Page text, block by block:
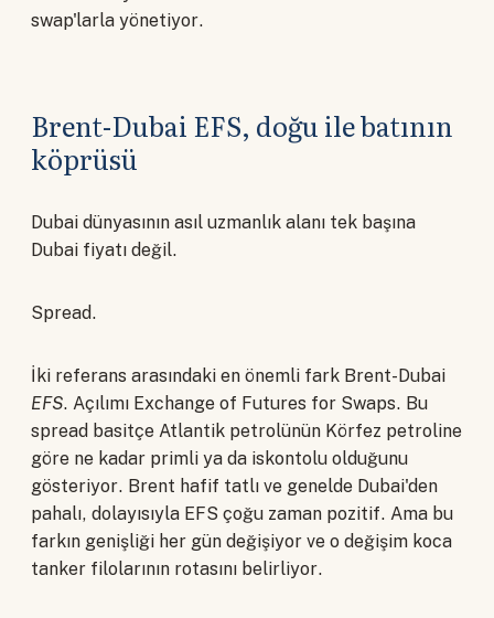
swap'larla yönetiyor.
Brent-Dubai EFS, doğu ile batının
köprüsü
Dubai dünyasının asıl uzmanlık alanı tek başına
Dubai fiyatı değil.
Spread.
İki referans arasındaki en önemli fark Brent-Dubai
EFS. Açılımı Exchange of Futures for Swaps. Bu
spread basitçe Atlantik petrolünün Körfez petroline
göre ne kadar primli ya da iskontolu olduğunu
gösteriyor. Brent hafif tatlı ve genelde Dubai'den
pahalı, dolayısıyla EFS çoğu zaman pozitif. Ama bu
farkın genişliği her gün değişiyor ve o değişim koca
tanker filolarının rotasını belirliyor.